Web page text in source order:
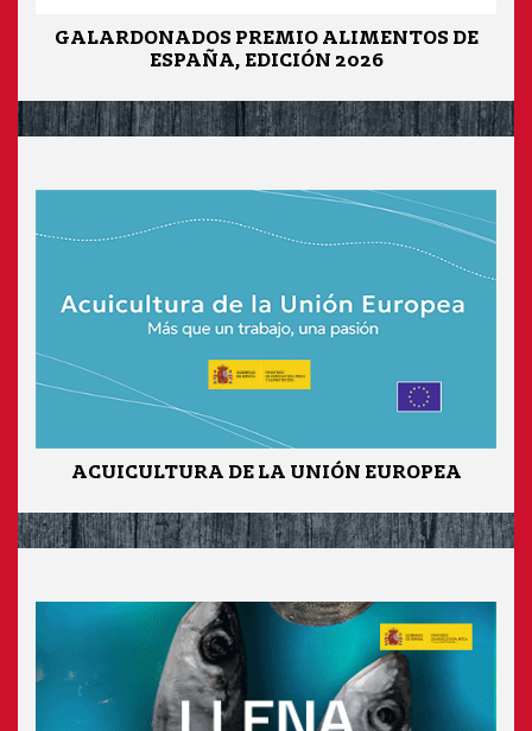
GALARDONADOS PREMIO ALIMENTOS DE
ESPAÑA, EDICIÓN 2026
ACUICULTURA DE LA UNIÓN EUROPEA